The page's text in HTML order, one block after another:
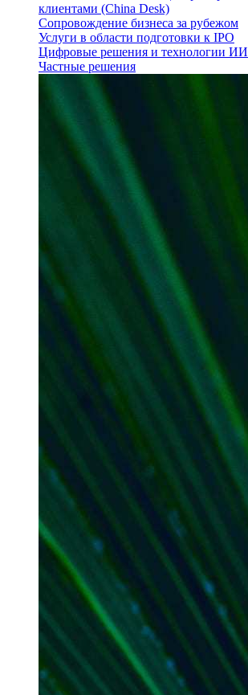
клиентами (China Desk)
Сопровождение бизнеса за рубежом
Услуги в области подготовки к IPO
Цифровые решения и технологии ИИ
Частные решения